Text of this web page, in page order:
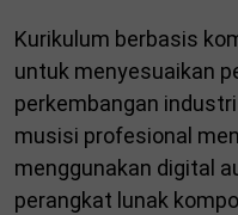
Kurikulum berbasis
untuk menyesuaikan
perkembangan
musisi profesional
menggunakan digital
perangkat lunak